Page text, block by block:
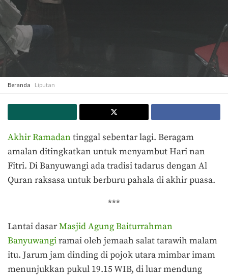
Beranda Liputan
Akhir Ramadan tinggal sebentar lagi. Beragam
amalan ditingkatkan untuk menyambut Hari nan
Fitri. Di Banyuwangi ada tradisi tadarus dengan Al
Quran raksasa untuk berburu pahala di akhir puasa.
***
Lantai dasarMasjid Agung Baiturrahman
Banyuwangiramai oleh jemaah salat tarawih malam
itu. Jarum jam dinding di pojok utara mimbar imam
menunjukkan pukul 19.15 WIB, di luar mendung